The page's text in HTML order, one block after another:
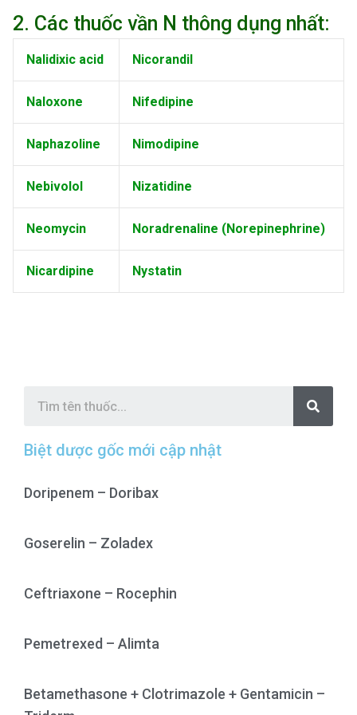
2. Các thuốc vần N thông dụng nhất:
Nalidixic acid Nicorandil
Naloxone Nifedipine
Naphazoline Nimodipine
Nebivolol Nizatidine
Neomycin Noradrenaline (Norepinephrine)
Nicardipine Nystatin
a
r
Biệt dược gốc mới cập nhật
Doripenem – Doribax
Goserelin – Zoladex
Ceftriaxone – Rocephin
Pemetrexed – Alimta
Betamethasone + Clotrimazole + Gentamicin –